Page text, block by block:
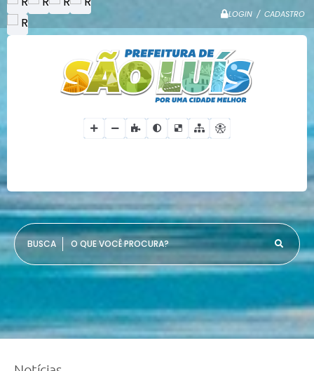
LOGIN / CADASTRO
O QUE VOCÊ PROCURA?